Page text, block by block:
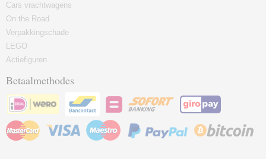
Cars vrachtwagens
On the Road
Verpakkingschade
LEGO
Actiefiguren
Betaalmethodes